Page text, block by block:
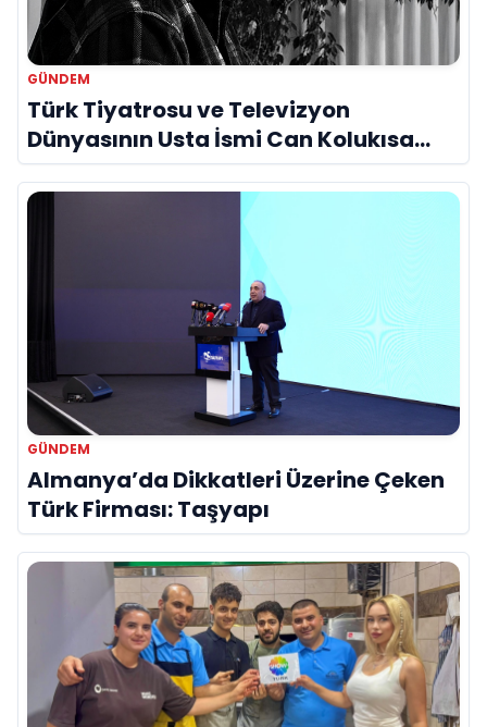
GÜNDEM
Türk Tiyatrosu ve Televizyon
Dünyasının Usta İsmi Can Kolukısa
Hayatını Kaybetti
GÜNDEM
Almanya’da Dikkatleri Üzerine Çeken
Türk Firması: Taşyapı